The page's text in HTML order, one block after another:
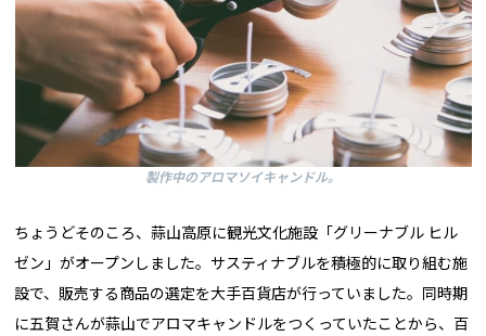
製作中のアロマソイキャンドル。
ちょうどそのころ、蒜山高原に観光文化施設「グリーナブル ヒル
ゼン」がオープンしました。サスティナブルを積極的に取り組む施
設で、販売する商品の選定を大手百貨店が行っていました。同時期
に五賀さんが蒜山でアロマキャンドルをつくっていたことから、百